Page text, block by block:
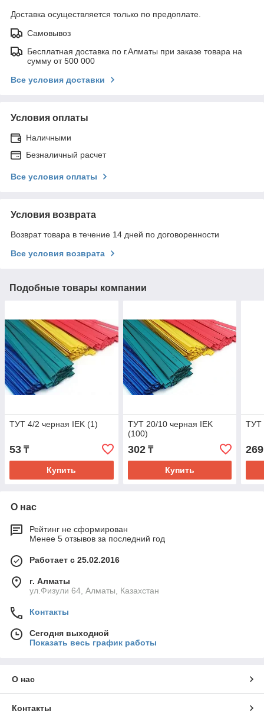
Доставка осуществляется только по предоплате.
Самовывоз
Бесплатная доставка по г.Алматы при заказе товара на
сумму от 500 000
Все условия доставки
Условия оплаты
Наличными
Безналичный расчет
Все условия оплаты
Условия возврата
Возврат товара в течение 14 дней по договоренности
Все условия возврата
Подобные товары компании
ТУТ 4/2 черная IEK (1)
53 ₸
Купить
ТУТ 20/10 черная IEK
(100)
302₸
Купить
ТУТ
269
О нас
Рейтинг не сформирован
Менее 5 отзывов за последний год
Работает с 25.02.2016
г. Алматы
ул.Физули 64, Алматы, Казахстан
Контакты
Сегодня выходной
Показать весь график работы
О нас
Контакты